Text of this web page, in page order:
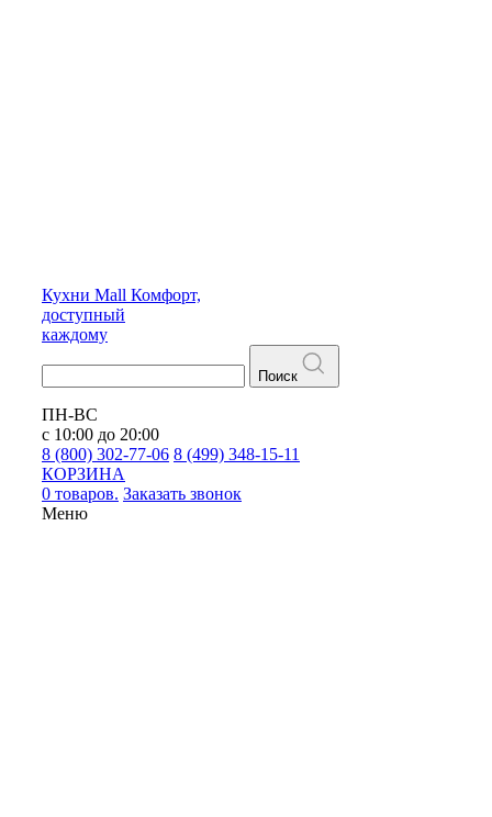
Кухни Mall Комфорт,
доступный
каждому
Поиск
ПН-ВС
с 10:00 до 20:00
8 (800) 302-77-06 8 (499) 348-15-11
КОРЗИНА
0 товаров. Заказать звонок
Меню